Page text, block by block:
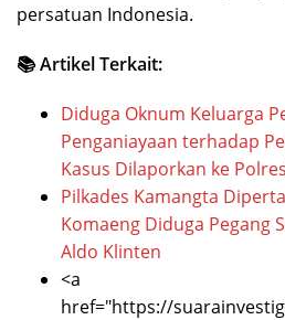
persatuan Indonesia.
📚 Artikel Terkait:
Diduga Oknum Keluarga
Penganiayaan terhadap
Kasus Dilaporkan ke
Pilkades Kamangta
Komaeng Diduga Pegang
Aldo Klinten
<a
href="https://